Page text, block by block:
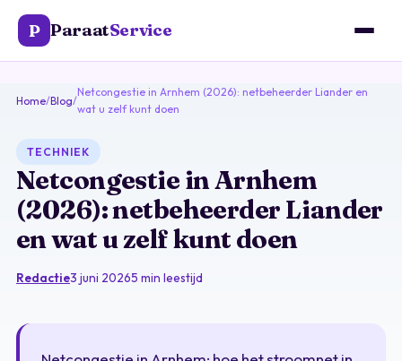
P ParaatService
Home/Blog/
Netcongestie in Arnhem (2026): netbeheerder Liander en
wat u zelf kunt doen
TECHNIEK
Netcongestie in Arnhem
(2026): netbeheerder Liander
en wat u zelf kunt doen
Redactie3 juni 20265 min leestijd